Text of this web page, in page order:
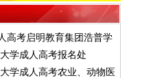
高考启明教育集团浩普学
学成人高考报名处
学成人高考农业、动物医